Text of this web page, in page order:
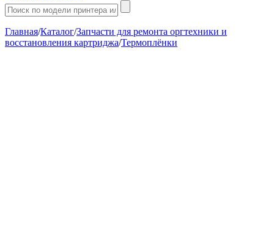
Главная/Каталог/Запчасти для ремонта оргтехники и
восстановления картриджа/Термоплёнки